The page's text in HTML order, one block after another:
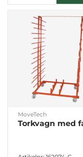
MoveTech
Torkvagn med